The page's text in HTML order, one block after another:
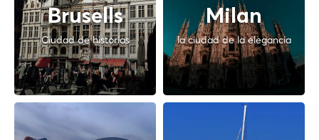
Brusells
Ciudad de historias
Milan
la ciudad de la elegancia